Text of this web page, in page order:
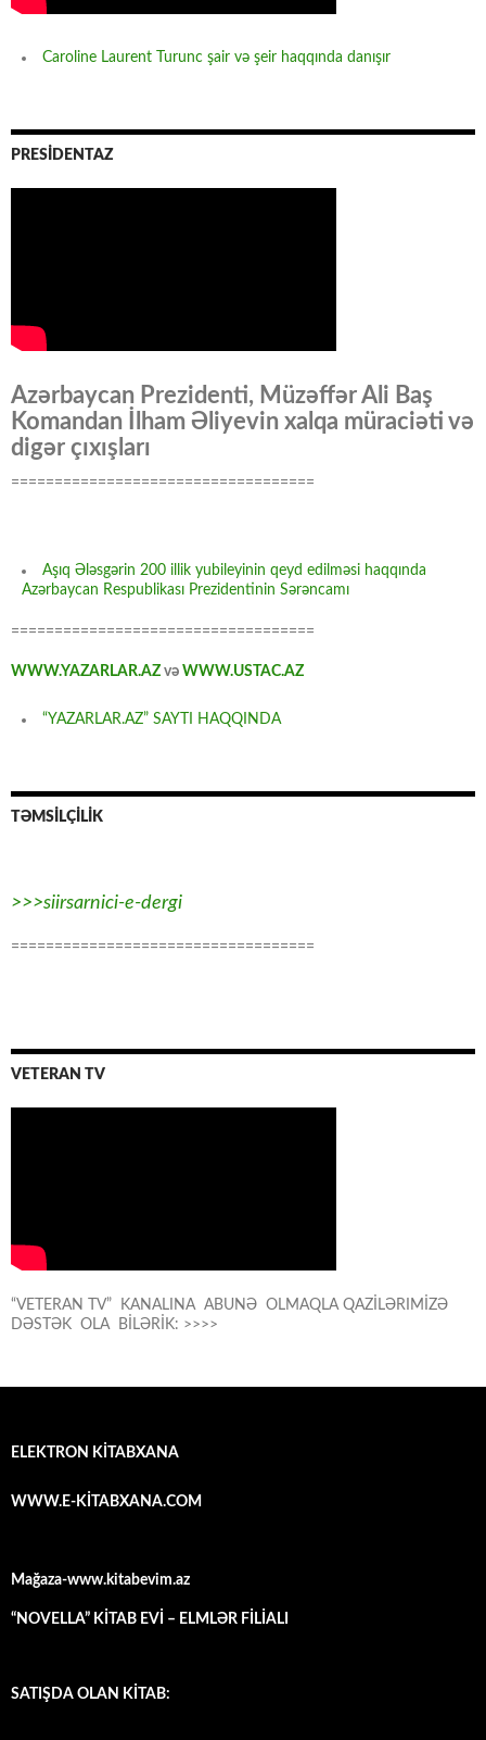
Caroline Laurent Turunc şair və şeir haqqında danışır
PRESİDENTAZ
Azərbaycan Prezidenti, Müzəffər Ali Baş
Komandan İlham Əliyevin xalqa müraciəti və
digər çıxışları
===================================
Aşıq Ələsgərin 200 illik yubileyinin qeyd edilməsi haqqında
Azərbaycan Respublikası Prezidentinin Sərəncamı
===================================
WWW.YAZARLAR.AZ və WWW.USTAC.AZ
“YAZARLAR.AZ” SAYTI HAQQINDA
TƏMSİLÇİLİK
>>>siirsarnici-e-dergi
===================================
VETERAN TV
“VETERAN TV” KANALINA ABUNƏ OLMAQLA QAZİLƏRIMİZƏ
DƏSTƏK OLA BİLƏRİK: >>>>
ELEKTRON KİTABXANA
WWW.E-KİTABXANA.COM
Mağaza-www.kitabevim.az
“NOVELLA” KİTAB EVİ – ELMLƏR FİLİALI
SATIŞDA OLAN KİTAB: